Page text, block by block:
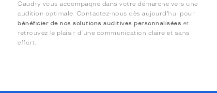
Caudry vous accompagne dans votre démarche vers une
audition optimale. Contactez-nous dès aujourd'hui pour
bénéficier de nos solutions auditives personnalisées et
retrouvez le plaisir d'une communication claire et sans
effort.